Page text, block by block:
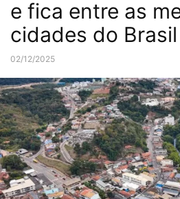
e fica entre as
cidades do Brasil
02/12/2025